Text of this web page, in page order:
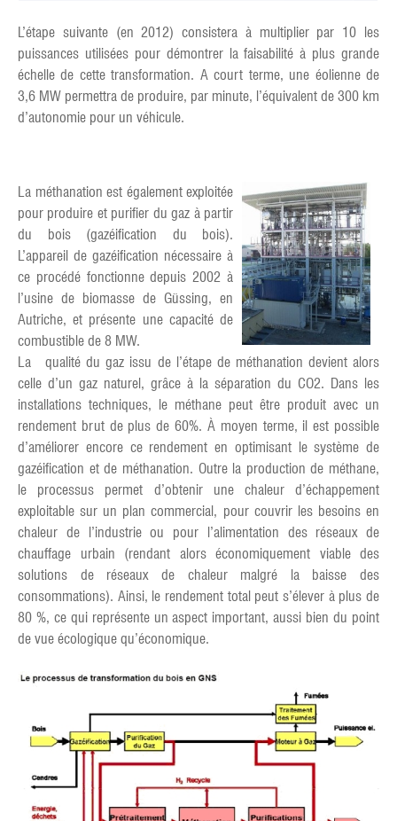
L’étape suivante (en 2012) consistera à multiplier par 10 les
puissances utilisées pour démontrer la faisabilité à plus grande
échelle de cette transformation. A court terme, une éolienne de
3,6 MW permettra de produire, par minute, l’équivalent de 300 km
d’autonomie pour un véhicule.
La méthanation est également exploitée
pour produire et purifier du gaz à partir
du bois (gazéification du bois).
L’appareil de gazéification nécessaire à
ce procédé fonctionne depuis 2002 à
l’usine de biomasse de Güssing, en
Autriche, et présente une capacité de
combustible de 8 MW.
La qualité du gaz issu de l’étape de méthanation devient alors
celle d’un gaz naturel, grâce à la séparation du CO2. Dans les
installations techniques, le méthane peut être produit avec un
rendement brut de plus de 60%. À moyen terme, il est possible
d’améliorer encore ce rendement en optimisant le système de
gazéification et de méthanation. Outre la production de méthane,
le processus permet d’obtenir une chaleur d’échappement
exploitable sur un plan commercial, pour couvrir les besoins en
chaleur de l’industrie ou pour l’alimentation des réseaux de
chauffage urbain (rendant alors économiquement viable des
solutions de réseaux de chaleur malgré la baisse des
consommations). Ainsi, le rendement total peut s’élever à plus de
80 %, ce qui représente un aspect important, aussi bien du point
de vue écologique qu’économique.